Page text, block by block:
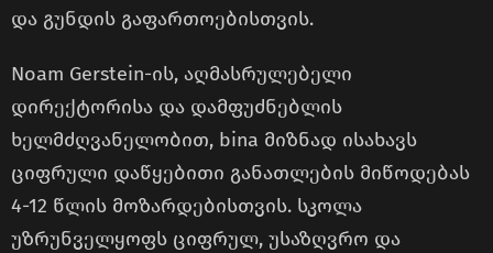
და გუნდის გაფართოებისთვის.
Noam Gerstein-ის, აღმასრულებელი
დირექტორისა და დამფუძნებლის
ხელმძღვანელობით, bina მიზნად ისახავს
ციფრული დაწყებითი განათლების მიწოდებას
4-12 წლის მოზარდებისთვის. სკოლა
უზრუნველყოფს ციფრულ, უსაზღვრო და